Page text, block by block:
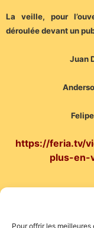
Pour offrir les
La veille, pour
déroulée devant un
Juan
https://feria.tv/
plus-en-